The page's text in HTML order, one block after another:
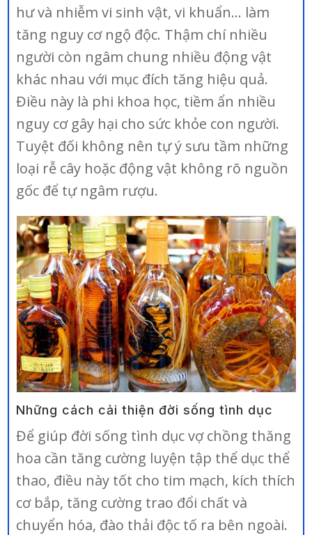
hư và nhiễm vi sinh vật, vi khuẩn… làm
tăng nguy cơ ngộ độc. Thậm chí nhiều
người còn ngâm chung nhiều động vật
khác nhau với mục đích tăng hiệu quả.
Điều này là phi khoa học, tiềm ẩn nhiều
nguy cơ gây hại cho sức khỏe con người.
Tuyệt đối không nên tự ý sưu tầm những
loại rễ cây hoặc động vật không rõ nguồn
gốc để tự ngâm rượu.
Những cách cải thiện đời sống tình dục
Để giúp đời sống tình dục vợ chồng thăng
hoa cần tăng cường luyện tập thể dục thể
thao, điều này tốt cho tim mạch, kích thích
cơ bắp, tăng cường trao đổi chất và
chuyển hóa, đào thải độc tố ra bên ngoài.